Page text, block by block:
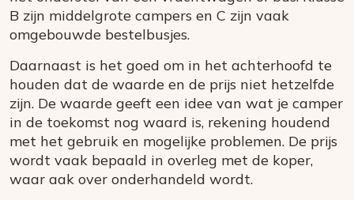
B zijn middelgrote campers en C zijn vaak
omgebouwde bestelbusjes.
Daarnaast is het goed om in het achterhoofd te
houden dat de waarde en de prijs niet hetzelfde
zijn. De waarde geeft een idee van wat je camper
in de toekomst nog waard is, rekening houdend
met het gebruik en mogelijke problemen. De prijs
wordt vaak bepaald in overleg met de koper,
waar aak over onderhandeld wordt.